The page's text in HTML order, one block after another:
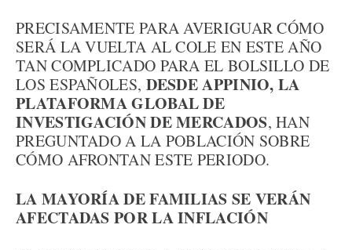
PRECISAMENTE PARA AVERIGUAR CÓMO
SERÁ LA VUELTA AL COLE EN ESTE AÑO
TAN COMPLICADO PARA EL BOLSILLO DE
LOS ESPAÑOLES, DESDE APPINIO, LA
PLATAFORMA GLOBAL DE
INVESTIGACIÓN DE MERCADOS, HAN
PREGUNTADO A LA POBLACIÓN SOBRE
CÓMO AFRONTAN ESTE PERIODO.
LA MAYORÍA DE FAMILIAS SE VERÁN
AFECTADAS POR LA INFLACIÓN